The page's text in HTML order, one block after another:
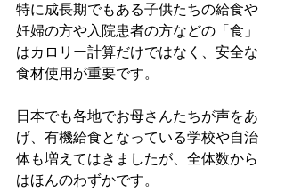
特に成長期でもある子供たちの給食や
妊婦の方や入院患者の方などの「食」
はカロリー計算だけではなく、安全な
食材使用が重要です。
日本でも各地でお母さんたちが声をあ
げ、有機給食となっている学校や自治
体も増えてはきましたが、全体数から
はほんのわずかです。